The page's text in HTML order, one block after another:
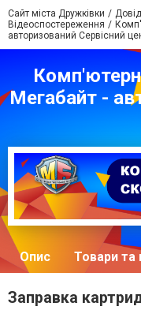
Сайт міста Дружківки
Відеоспостереження
авторизований Сервісний
Мегабайт -
Опис Товари та
Заправка